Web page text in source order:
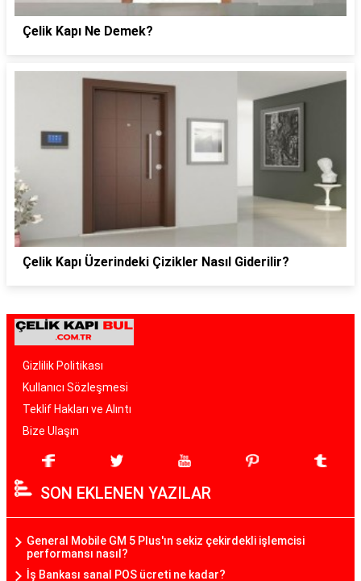
Çelik Kapı Ne Demek?
Çelik Kapı Üzerindeki Çizikler Nasıl Giderilir?
Gizlilik Politikası
Kullanıcı Sözleşmesi
Teklif Hakları ve Alıntı
Bize Ulaşın
SON EKLENEN YAZILAR
General Mobile GM 5 Plus'ın sekiz çekirdekli işlemcisi
performansı nasıl?
İş Bankası sanal POS ücreti ne kadar?